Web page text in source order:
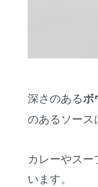
深さのあるボ
のあるソース
カレーやス
います。